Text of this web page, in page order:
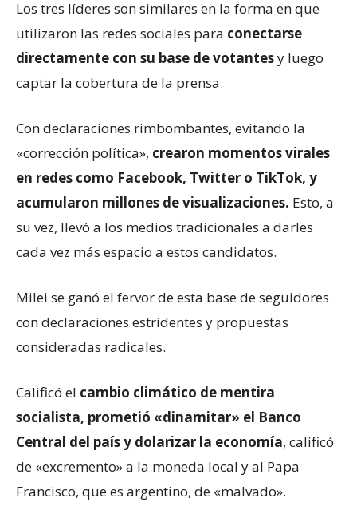
Los tres líderes son similares en la forma en que
utilizaron las redes sociales para conectarse
directamente con su base de votantesy luego
captar la cobertura de la prensa.
Con declaraciones rimbombantes, evitando la
«corrección política», crearon momentos virales
en redes como Facebook, Twitter o TikTok, y
acumularon millones de visualizaciones. Esto, a
su vez, llevó a los medios tradicionales a darles
cada vez más espacio a estos candidatos.
Milei se ganó el fervor de esta base de seguidores
con declaraciones estridentes y propuestas
consideradas radicales.
Calificó el cambio climático de mentira
socialista, prometió «dinamitar» el Banco
Central del país y dolarizar la economía, calificó
de «excremento» a la moneda local y al Papa
Francisco, que es argentino, de «malvado».